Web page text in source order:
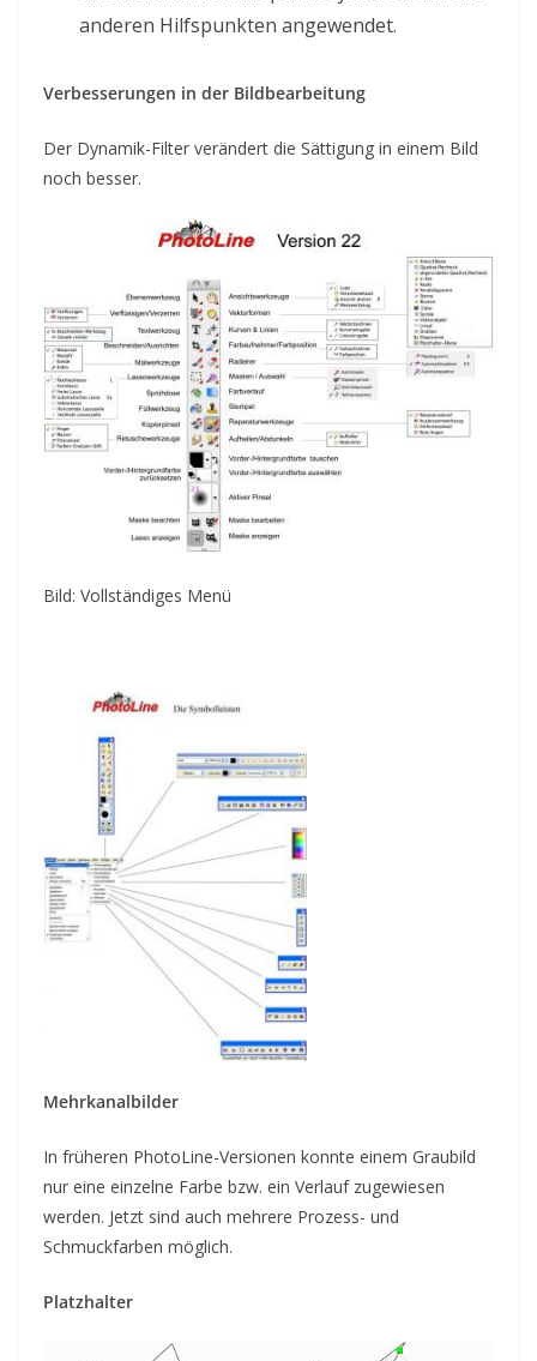
anderen Hilfspunkten angewendet.
Verbesserungen in der Bildbearbeitung
Der Dynamik-Filter verändert die Sättigung in einem Bild
noch besser.
Bild: Vollständiges Menü
Mehrkanalbilder
In früheren PhotoLine-Versionen konnte einem Graubild
nur eine einzelne Farbe bzw. ein Verlauf zugewiesen
werden. Jetzt sind auch mehrere Prozess- und
Schmuckfarben möglich.
Platzhalter